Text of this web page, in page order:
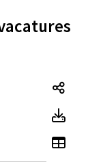
Toon